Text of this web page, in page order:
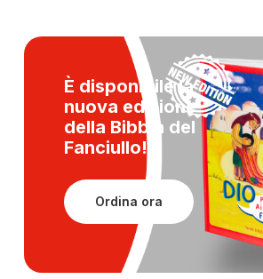
È disponibile la
nuova edizione
della Bibbia del
Fanciullo!
Ordina ora